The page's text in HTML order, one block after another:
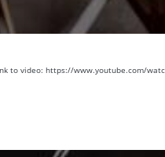
to video: https://www.youtube.com/